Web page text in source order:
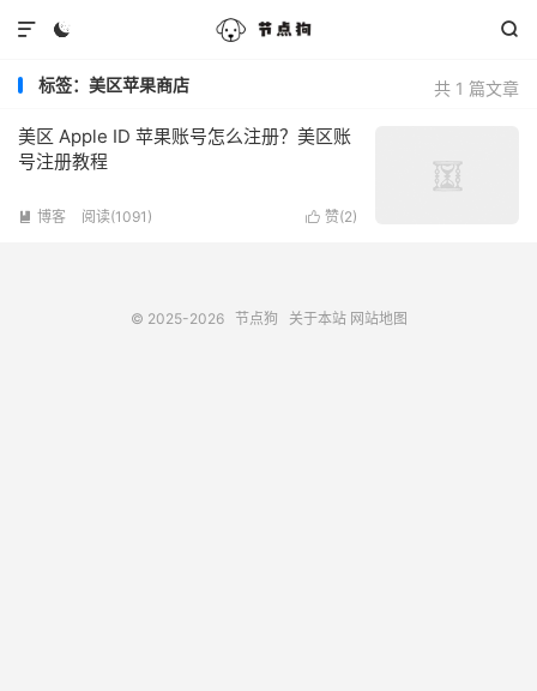
 

共 1 篇文章
标签：美区苹果商店
美区 Apple ID 苹果账号怎么注册？美区账
号注册教程
 赞(2)
 博客 阅读(1091)
© 2025-2026 节点狗 关于本站 网站地图